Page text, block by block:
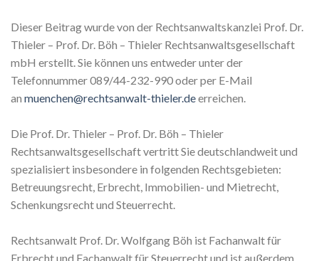
Dieser Beitrag wurde von der Rechtsanwaltskanzlei Prof. Dr.
Thieler – Prof. Dr. Böh – Thieler Rechtsanwaltsgesellschaft
mbH erstellt. Sie können uns entweder unter der
Telefonnummer 089/44-232-990 oder per E-Mail
an muenchen@rechtsanwalt-thieler.deerreichen.
Die Prof. Dr. Thieler – Prof. Dr. Böh – Thieler
Rechtsanwaltsgesellschaft vertritt Sie deutschlandweit und
spezialisiert insbesondere in folgenden Rechtsgebieten:
Betreuungsrecht, Erbrecht, Immobilien- und Mietrecht,
Schenkungsrecht und Steuerrecht.
Rechtsanwalt Prof. Dr. Wolfgang Böh ist Fachanwalt für
Erbrecht und Fachanwalt für Steuerrecht und ist außerdem